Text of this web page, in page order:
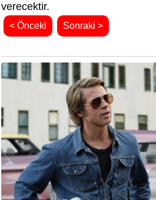
verecektir.
< Önceki Sonraki >